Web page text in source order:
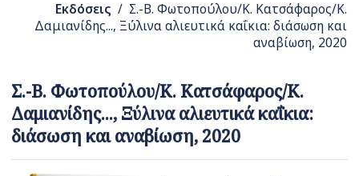
Εκδόσεις / Σ.-Β. Φωτοπούλου/Κ. Κατσάφαρος/Κ.
Δαμιανίδης..., Ξύλινα αλιευτικά καΐκια: διάσωση και
αναβίωση, 2020
Σ.-Β. Φωτοπούλου/Κ. Κατσάφαρος/Κ.
Δαμιανίδης..., Ξύλινα αλιευτικά καΐκια:
διάσωση και αναβίωση, 2020